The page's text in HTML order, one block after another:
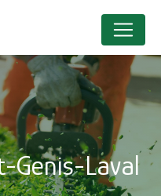
Genis-Laval